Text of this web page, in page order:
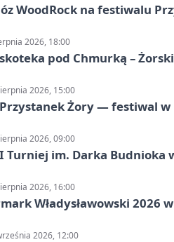
WoodRock na festiwalu
2026, 18:00
pod Chmurką –
2026, 15:00
Żory — festiwal w
2026, 09:00
Turniej im. Darka Budnioka
2026, 16:00
Władysławowski 2026
2026, 12:00